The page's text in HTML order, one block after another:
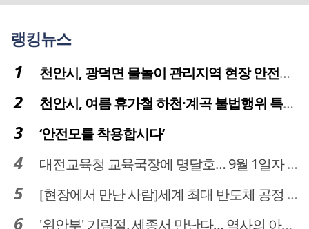
랭킹뉴스
천안시, 광덕면 물놀이 관리지역 현장 안전점검 실시
천안시, 여름 휴가철 하천·계곡 불법행위 특별단속
‘안전모를 착용합시다’
대전교육청 교육국장에 명달호… 9월 1일자 181명 인사
[현장에서 만난 사람]세계 최대 반도체 공정 장비 제조 기업 ASML 한종호 매니저
'위안부' 기림절, 세종서 만난다… 역사의 아픔 치유, '평화의 장'